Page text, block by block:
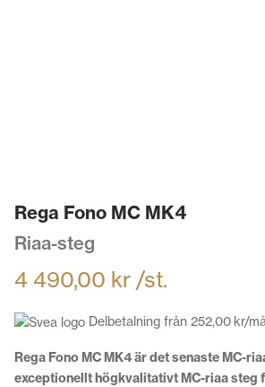
Rega Fono MC MK4
Riaa-steg
4 490,00 kr /st.
Delbetalning från 252,00 kr/
Rega Fono MC MK4 är det senaste MC-
exceptionellt högkvalitativt MC-riaa steg